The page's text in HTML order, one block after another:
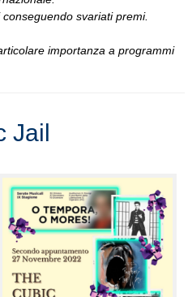
svariati premi.
importanza a programmi
Jail